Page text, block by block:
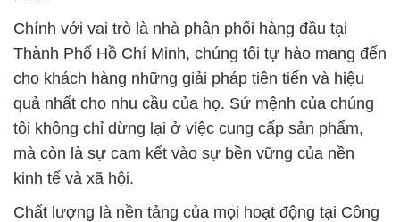
Chính với vai trò là nhà phân phối hàng đầu tại
Thành Phố Hồ Chí Minh, chúng tôi tự hào mang đến
cho khách hàng những giải pháp tiên tiến và hiệu
quả nhất cho nhu cầu của họ. Sứ mệnh của chúng
tôi không chỉ dừng lại ở việc cung cấp sản phẩm,
mà còn là sự cam kết vào sự bền vững của nền
kinh tế và xã hội.
Chất lượng là nền tảng của mọi hoạt động tại Công